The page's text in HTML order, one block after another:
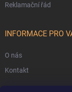
Reklamační řád
INFORMACE PRO
O nás
Kontakt